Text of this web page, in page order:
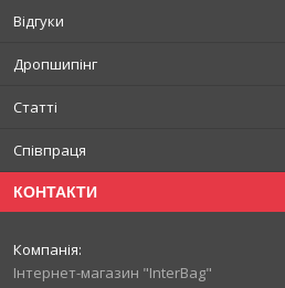
Відгуки
Дропшипінг
Статті
Співпраця
КОНТАКТИ
Інтернет-магазин "InterBag"